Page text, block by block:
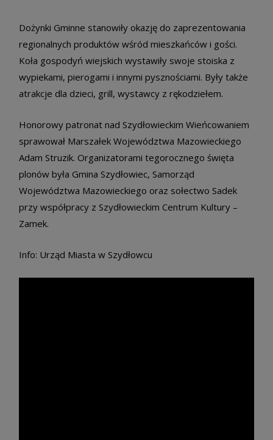
Dożynki Gminne stanowiły okazję do zaprezentowania
regionalnych produktów wśród mieszkańców i gości.
Koła gospodyń wiejskich wystawiły swoje stoiska z
wypiekami, pierogami i innymi pysznościami. Były także
atrakcje dla dzieci, grill, wystawcy z rękodziełem.
Honorowy patronat nad Szydłowieckim Wieńcowaniem
sprawował Marszałek Województwa Mazowieckiego
Adam Struzik. Organizatorami tegorocznego święta
plonów była Gmina Szydłowiec, Samorząd
Województwa Mazowieckiego oraz sołectwo Sadek
przy współpracy z Szydłowieckim Centrum Kultury –
Zamek.
Info: Urząd Miasta w Szydłowcu